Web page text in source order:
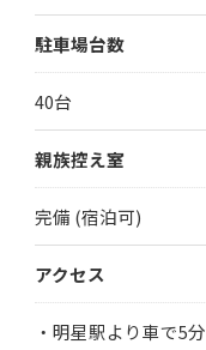
駐車場台数
40台
親族控え室
完備 (宿泊可)
アクセス
・明星駅より車で5分